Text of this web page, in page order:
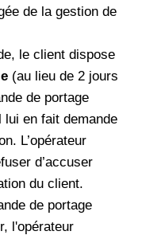
de la gestion de
le client dispose
(au lieu de 2 jours
de portage
lui en fait demande
L’opérateur
d’accuser
du client.
de portage
l'opérateur